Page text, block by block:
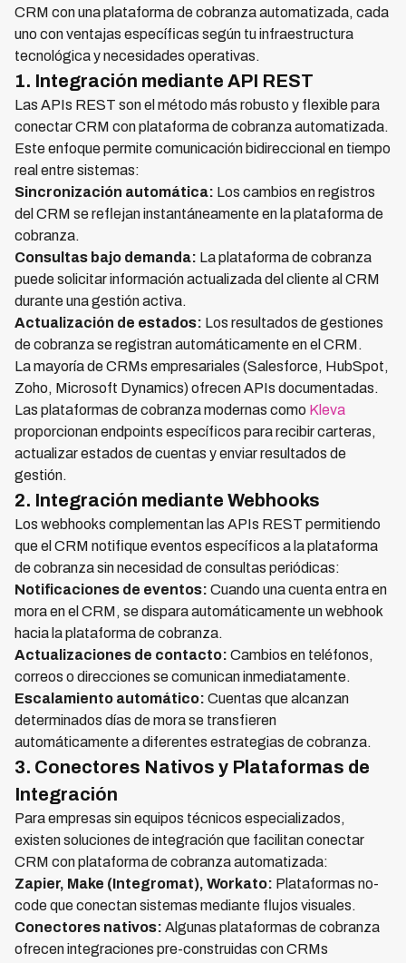
CRM con una plataforma de cobranza automatizada, cada
uno con ventajas específicas según tu infraestructura
tecnológica y necesidades operativas.
1. Integración mediante API REST
Las APIs REST son el método más robusto y flexible para
conectar CRM con plataforma de cobranza automatizada.
Este enfoque permite comunicación bidireccional en tiempo
real entre sistemas:
Sincronización automática: Los cambios en registros
del CRM se reflejan instantáneamente en la plataforma de
cobranza.
Consultas bajo demanda: La plataforma de cobranza
puede solicitar información actualizada del cliente al CRM
durante una gestión activa.
Actualización de estados: Los resultados de gestiones
de cobranza se registran automáticamente en el CRM.
La mayoría de CRMs empresariales (Salesforce, HubSpot,
Zoho, Microsoft Dynamics) ofrecen APIs documentadas.
Las plataformas de cobranza modernas como Kleva
proporcionan endpoints específicos para recibir carteras,
actualizar estados de cuentas y enviar resultados de
gestión.
2. Integración mediante Webhooks
Los webhooks complementan las APIs REST permitiendo
que el CRM notifique eventos específicos a la plataforma
de cobranza sin necesidad de consultas periódicas:
Notificaciones de eventos: Cuando una cuenta entra en
mora en el CRM, se dispara automáticamente un webhook
hacia la plataforma de cobranza.
Actualizaciones de contacto: Cambios en teléfonos,
correos o direcciones se comunican inmediatamente.
Escalamiento automático: Cuentas que alcanzan
determinados días de mora se transfieren
automáticamente a diferentes estrategias de cobranza.
3. Conectores Nativos y Plataformas de
Integración
Para empresas sin equipos técnicos especializados,
existen soluciones de integración que facilitan conectar
CRM con plataforma de cobranza automatizada:
Zapier, Make (Integromat), Workato: Plataformas no-
code que conectan sistemas mediante flujos visuales.
Conectores nativos: Algunas plataformas de cobranza
ofrecen integraciones pre-construidas con CRMs